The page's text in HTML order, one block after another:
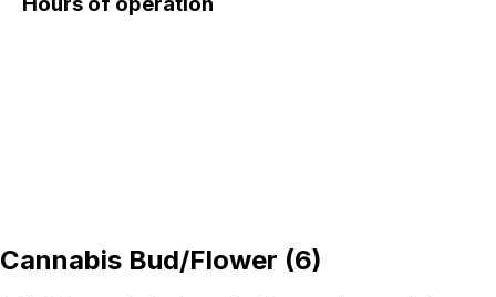
Cannabis Bud/Flower (6)